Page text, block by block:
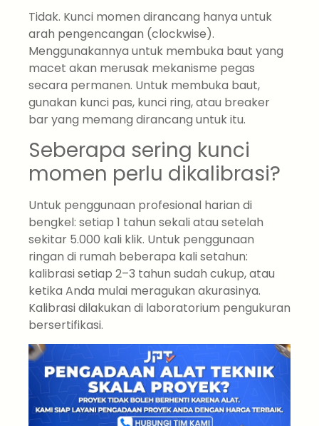
Tidak. Kunci momen dirancang hanya untuk
arah pengencangan (clockwise).
Menggunakannya untuk membuka baut yang
macet akan merusak mekanisme pegas
secara permanen. Untuk membuka baut,
gunakan kunci pas, kunci ring, atau breaker
bar yang memang dirancang untuk itu.
Seberapa sering kunci
momen perlu dikalibrasi?
Untuk penggunaan profesional harian di
bengkel: setiap 1 tahun sekali atau setelah
sekitar 5.000 kali klik. Untuk penggunaan
ringan di rumah beberapa kali setahun:
kalibrasi setiap 2–3 tahun sudah cukup, atau
ketika Anda mulai meragukan akurasinya.
Kalibrasi dilakukan di laboratorium pengukuran
bersertifikasi.